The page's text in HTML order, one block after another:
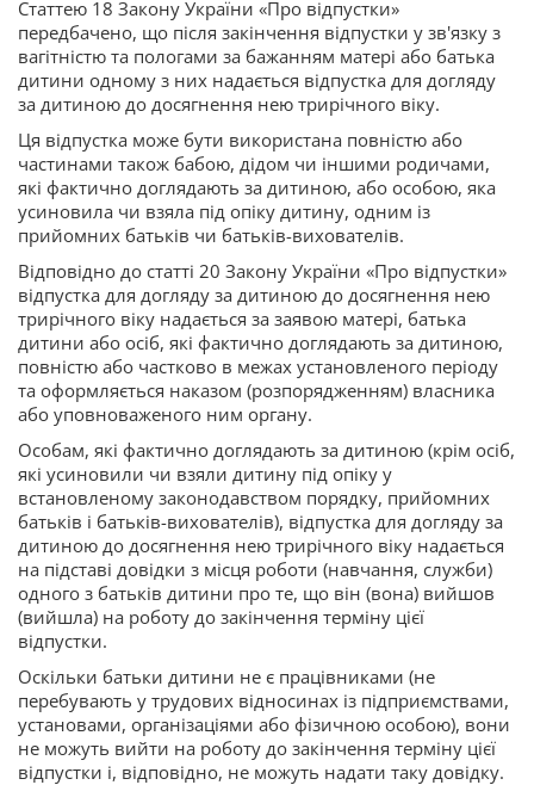
Статтею 18 Закону України «Про відпустки»
передбачено, що після закінчення відпустки у зв'язку з
вагітністю та пологами за бажанням матері або батька
дитини одному з них надається відпустка для догляду
за дитиною до досягнення нею трирічного віку.
Ця відпустка може бути використана повністю або
частинами також бабою, дідом чи іншими родичами,
які фактично доглядають за дитиною, або особою, яка
усиновила чи взяла під опіку дитину, одним із
прийомних батьків чи батьків-вихователів.
Відповідно до статті 20 Закону України «Про відпустки»
відпустка для догляду за дитиною до досягнення нею
трирічного віку надається за заявою матері, батька
дитини або осіб, які фактично доглядають за дитиною,
повністю або частково в межах установленого періоду
та оформляється наказом (розпорядженням) власника
або уповноваженого ним органу.
Особам, які фактично доглядають за дитиною (крім осіб,
які усиновили чи взяли дитину під опіку у
встановленому законодавством порядку, прийомних
батьків і батьків-вихователів), відпустка для догляду за
дитиною до досягнення нею трирічного віку надається
на підставі довідки з місця роботи (навчання, служби)
одного з батьків дитини про те, що він (вона) вийшов
(вийшла) на роботу до закінчення терміну цієї
відпустки.
Оскільки батьки дитини не є працівниками (не
перебувають у трудових відносинах із підприємствами,
установами, організаціями або фізичною особою), вони
не можуть вийти на роботу до закінчення терміну цієї
відпустки і, відповідно, не можуть надати таку довідку.